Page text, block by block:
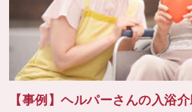
【事例】ヘルパーさんの入浴